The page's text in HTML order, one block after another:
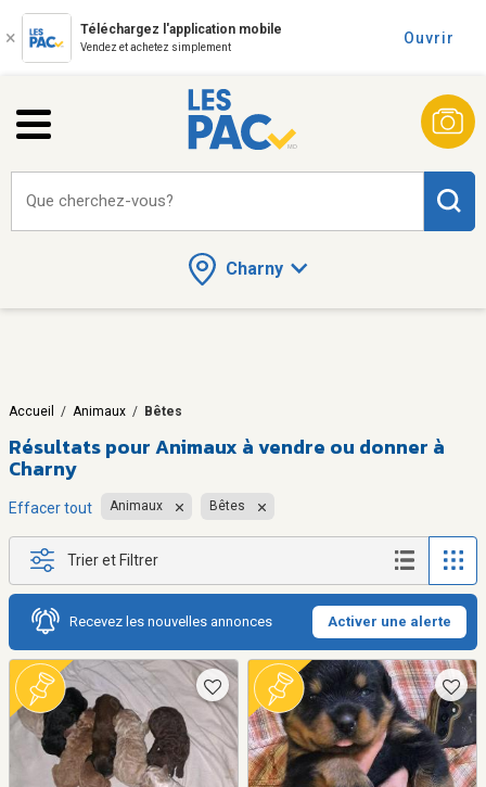
Téléchargez l'application mobile
Vendez et achetez simplement
Ouvrir
Charny
Que cherchez-vous?
Accueil / Animaux / Bêtes
Résultats pourAnimaux à vendre ou donner à
Charny
Effacer tout Animaux Bêtes
Trier et Filtrer
Recevez les nouvelles annonces Activer une alerte